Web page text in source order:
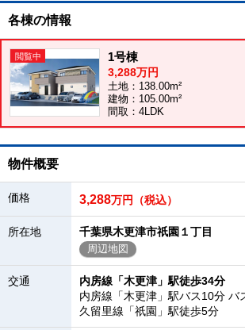
各棟の情報
1号棟
3,288万円
土地：138.00m²
建物：105.00m²
間取：4LDK
物件概要
価格 3,288万円（税込）
所在地 千葉県木更津市祇園１丁目
周辺地図
交通
内房線「木更津」駅徒歩34分
内房線「木更津」駅バス10分 バ
久留里線「祇園」駅徒歩5分